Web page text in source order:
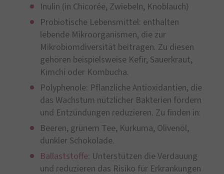
Inulin (in Chicorée, Zwiebeln, Knoblauch)
Probiotische Lebensmittel: enthalten
lebende Mikroorganismen, die zur
Mikrobiomdiversität beitragen. Zu diesen
gehören beispielsweise Kefir, Sauerkraut,
Kimchi oder Kombucha.
Polyphenole: Pflanzliche Antioxidantien, die
das Wachstum nützlicher Bakterien fördern
und Entzündungen reduzieren. Zu finden in:
Beeren, grünem Tee, Kurkuma, Olivenöl,
dunkler Schokolade.
Ballaststoffe: Unterstützen die Verdauung
und reduzieren das Risiko für Erkrankungen